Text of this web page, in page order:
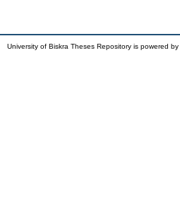
University of Biskra Theses Repository is powered by